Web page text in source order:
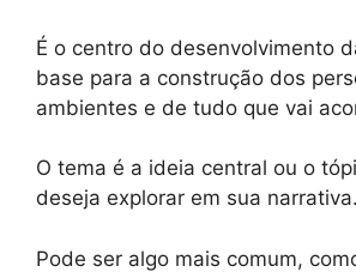
É o centro do desenvolvimento
base para a construção dos
ambientes e de tudo que vai
O tema é a ideia central ou o
deseja explorar em sua narrativa.
Pode ser algo mais comum,